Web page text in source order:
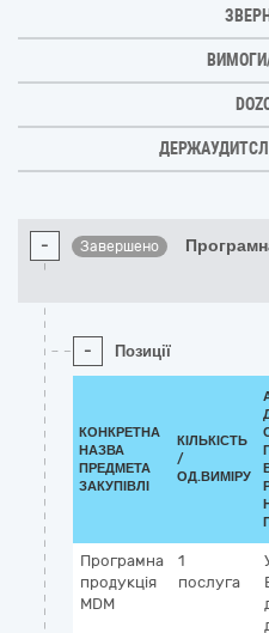
- Завершено
- Позиції
КОНКРЕТНА
НАЗВА
ПРЕДМЕТА
ЗАКУПІВЛІ
КІЛЬКІСТЬ
/
ОД.ВИМІРУ
Програмна
продукція
MDM
1
послуга